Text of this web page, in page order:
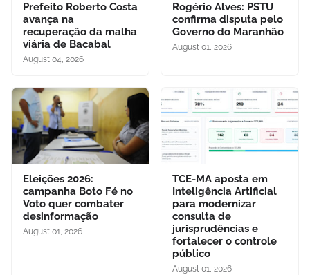
Prefeito Roberto Costa
avança na
recuperação da malha
viária de Bacabal
August 04, 2026
Rogério Alves: PSTU
confirma disputa pelo
Governo do Maranhão
August 01, 2026
Eleições 2026:
campanha Boto Fé no
Voto quer combater
desinformação
August 01, 2026
TCE-MA aposta em
Inteligência Artificial
para modernizar
consulta de
jurisprudências e
fortalecer o controle
público
August 01, 2026